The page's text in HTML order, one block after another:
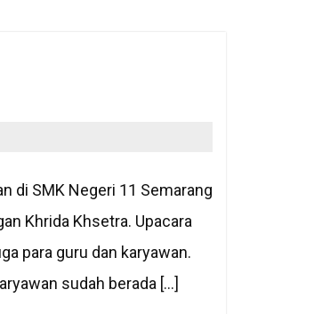
di SMK Negeri 11 Semarang
Khrida Khsetra. Upacara
para guru dan karyawan.
sudah berada […]